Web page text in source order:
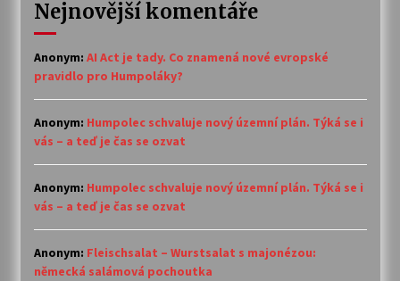
Nejnovější komentáře
Anonym: AI Act je tady. Co znamená nové evropské
pravidlo pro Humpoláky?
Anonym: Humpolec schvaluje nový územní plán. Týká se i
vás – a teď je čas se ozvat
Anonym: Humpolec schvaluje nový územní plán. Týká se i
vás – a teď je čas se ozvat
Anonym: Fleischsalat – Wurstsalat s majonézou:
německá salámová pochoutka